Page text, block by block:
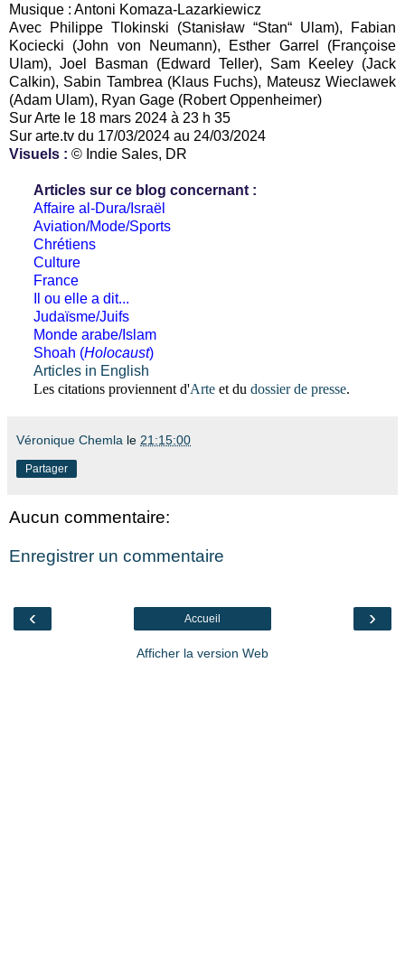
Musique : Antoni Komaza-Lazarkiewicz
Avec Philippe Tlokinski (Stanisław “Stan“ Ulam), Fabian
Kociecki (John von Neumann), Esther Garrel (Françoise
Ulam), Joel Basman (Edward Teller), Sam Keeley (Jack
Calkin), Sabin Tambrea (Klaus Fuchs), Mateusz Wieclawek
(Adam Ulam), Ryan Gage (Robert Oppenheimer)
Sur Arte le 18 mars 2024 à 23 h 35
Sur arte.tv du 17/03/2024 au 24/03/2024
Visuels : © Indie Sales, DR
Articles sur ce blog concernant :
Affaire al-Dura/Israël
Aviation/Mode/Sports
Chrétiens
Culture
France
Il ou elle a dit...
Judaïsme/Juifs
Monde arabe/Islam
Shoah (Holocaust)
Articles in English
Les citations proviennent d'Arte et dudossier de presse.
Véronique Chemla le 21:15:00
Partager
Aucun commentaire:
Enregistrer un commentaire
‹ ›
Accueil
Afficher la version Web